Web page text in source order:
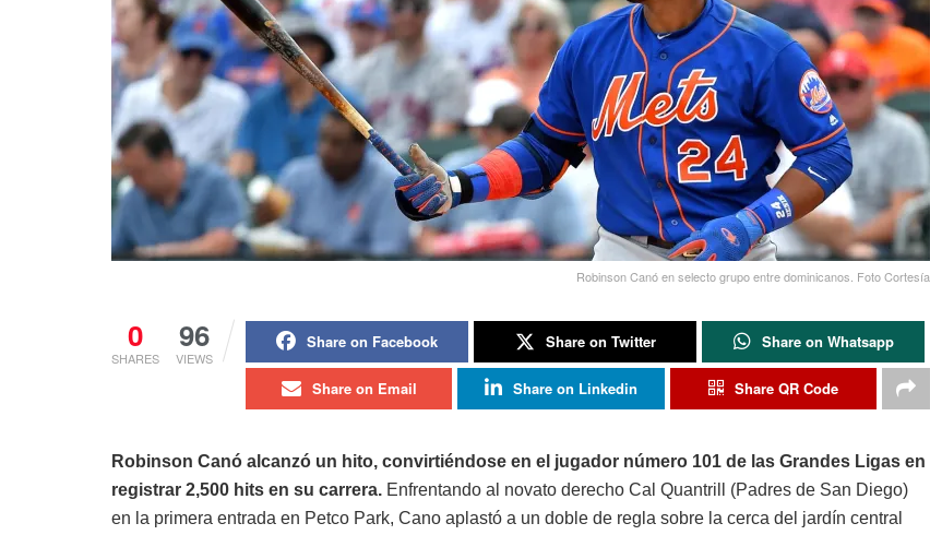
Robinson Canó en selecto grupo entre dominicanos. Foto Cortesía
0
SHARES
96
VIEWS
Share on Facebook Share on Twitter Share on Whatsapp
Share on Email Share on Linkedin Share QR Code
Robinson Canó alcanzó un hito, convirtiéndose en el jugador número 101 de las Grandes Ligas en
registrar 2,500 hits en su carrera. Enfrentando al novato derecho Cal Quantrill (Padres de San Diego)
en la primera entrada en Petco Park, Cano aplastó a un doble de regla sobre la cerca del jardín central